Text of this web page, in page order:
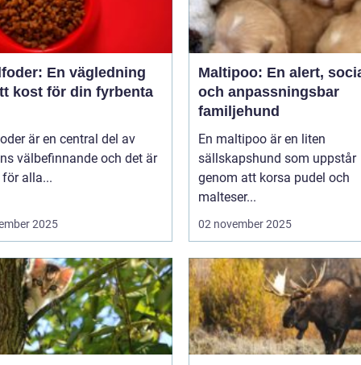
En vägledning
kost för din fyrbenta
är en central del av
välbefinnande och det är
alla...
2025
Maltipoo: En alert,
och anpassningsbar
familjehund
En maltipoo är en liten
sällskapshund som uppstår
genom att korsa pudel och
malteser...
02 november 2025